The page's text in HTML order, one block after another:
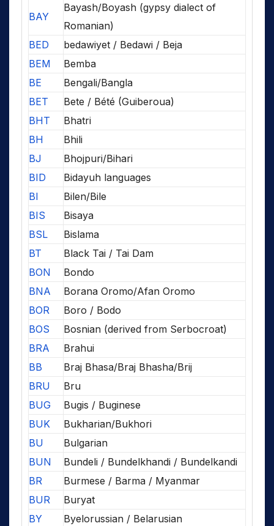
BAY
Bayash/Boyash (gypsy dialect of
Romanian)
BED
bedawiyet / Bedawi / Beja
BEM
Bemba
BE
Bengali/Bangla
BET
Bete / Bété (Guiberoua)
BHT
Bhatri
BH
Bhili
BJ
Bhojpuri/Bihari
BID
Bidayuh languages
BI
Bilen/Bile
BIS
Bisaya
BSL
Bislama
BT
Black Tai / Tai Dam
BON
Bondo
BNA
Borana Oromo/Afan Oromo
BOR
Boro / Bodo
BOS
Bosnian (derived from Serbocroat)
BRA
Brahui
BB
Braj Bhasa/Braj Bhasha/Brij
BRU
Bru
BUG
Bugis / Buginese
BUK
Bukharian/Bukhori
BU
Bulgarian
BUN
Bundeli / Bundelkhandi / Bundelkandi
BR
Burmese / Barma / Myanmar
BUR
Buryat
BY
Byelorussian / Belarusian